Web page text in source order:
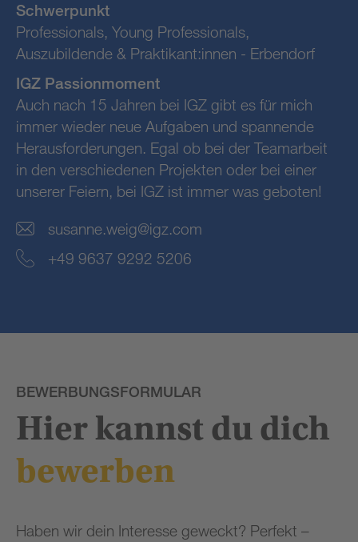
Schwerpunkt
Professionals, Young Professionals,
Auszubildende & Praktikant:innen - Erbendorf
IGZ Passionmoment
Auch nach 15 Jahren bei IGZ gibt es für mich
immer wieder neue Aufgaben und spannende
Herausforderungen. Egal ob bei der Teamarbeit
in den verschiedenen Projekten oder bei einer
unserer Feiern, bei IGZ ist immer was geboten!
susanne.weig@igz.com
+49 9637 9292 5206
BEWERBUNGSFORMULAR
Hier kannst du dich
bewerben
Haben wir dein Interesse geweckt? Perfekt –